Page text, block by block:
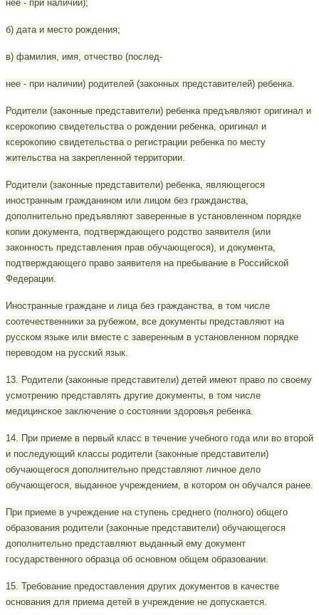
нее - при наличии);
б) дата и место рождения;
в) фамилия, имя, отчество (послед-
нее - при наличии) родителей (законных представителей) ребенка.
Родители (законные представители) ребенка предъявляют оригинал и
ксерокопию свидетельства о рождении ребенка, оригинал и
ксерокопию свидетельства о регистрации ребенка по месту
жительства на закрепленной территории.
Родители (законные представители) ребенка, являющегося
иностранным гражданином или лицом без гражданства,
дополнительно предъявляют заверенные в установленном порядке
копии документа, подтверждающего родство заявителя (или
законность представления прав обучающегося), и документа,
подтверждающего право заявителя на пребывание в Российской
Федерации.
Иностранные граждане и лица без гражданства, в том числе
соотечественники за рубежом, все документы представляют на
русском языке или вместе с заверенным в установленном порядке
переводом на русский язык.
13. Родители (законные представители) детей имеют право по своему
усмотрению представлять другие документы, в том числе
медицинское заключение о состоянии здоровья ребенка.
14. При приеме в первый класс в течение учебного года или во второй
и последующий классы родители (законные представители)
обучающегося дополнительно представляют личное дело
обучающегося, выданное учреждением, в котором он обучался ранее.
При приеме в учреждение на ступень среднего (полного) общего
образования родители (законные представители) обучающегося
дополнительно представляют выданный ему документ
государственного образца об основном общем образовании.
15. Требование предоставления других документов в качестве
основания для приема детей в учреждение не допускается.